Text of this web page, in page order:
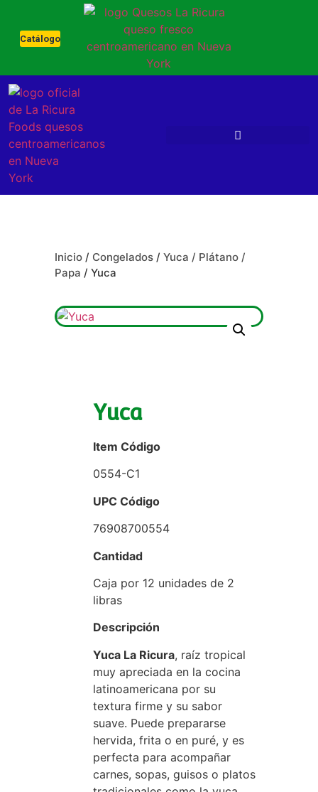
Catálogo
Inicio / Congelados / Yuca / Plátano /
Papa / Yuca
Yuca
Item Código
0554-C1
UPC Código
76908700554
Cantidad
Caja por 12 unidades de 2
libras
Descripción
Yuca La Ricura, raíz tropical
muy apreciada en la cocina
latinoamericana por su
textura firme y su sabor
suave. Puede prepararse
hervida, frita o en puré, y es
perfecta para acompañar
carnes, sopas, guisos o platos